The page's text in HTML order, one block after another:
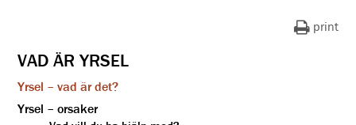
print
VAD ÄR YRSEL
Yrsel – vad är det?
Yrsel – orsaker